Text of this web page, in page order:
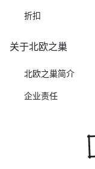
折扣
关于北欧之巢
北欧之巢简介
企业责任